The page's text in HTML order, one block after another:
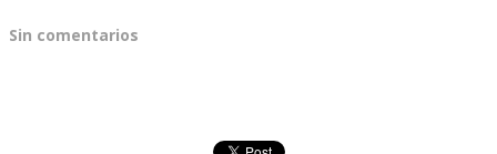
Sin comentarios